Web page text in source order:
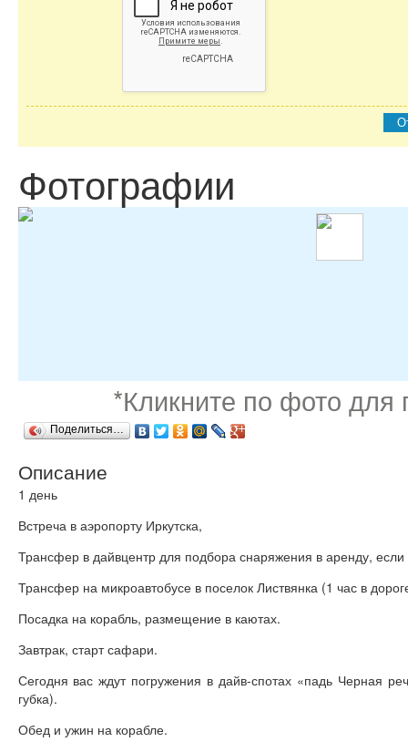
Фотографии
*Кликните по фото для
Поделиться…
Описание
1 день
Встреча в аэропорту Иркутска,
Трансфер в дайвцентр для подбора снаряжения в аренду,
Трансфер на микроавтобусе в поселок Листвянка (1 час в
Посадка на корабль, размещение в каютах.
Завтрак, старт сафари.
Сегодня вас ждут погружения в дайв-спотах «падь Черная
губка).
Обед и ужин на корабле.